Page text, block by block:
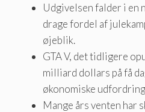
Udgivelsen falder i en
drage fordel af
øjeblik.
GTA V, det tidligere
milliard dollars på få
økonomiske
Mange års venten har